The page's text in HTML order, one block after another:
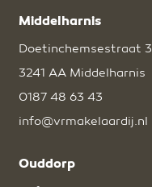
Middelharnis
Doetinchemsestraat 3
3241 AA Middelharnis
0187 48 63 43
info@vrmakelaardij.nl
Ouddorp